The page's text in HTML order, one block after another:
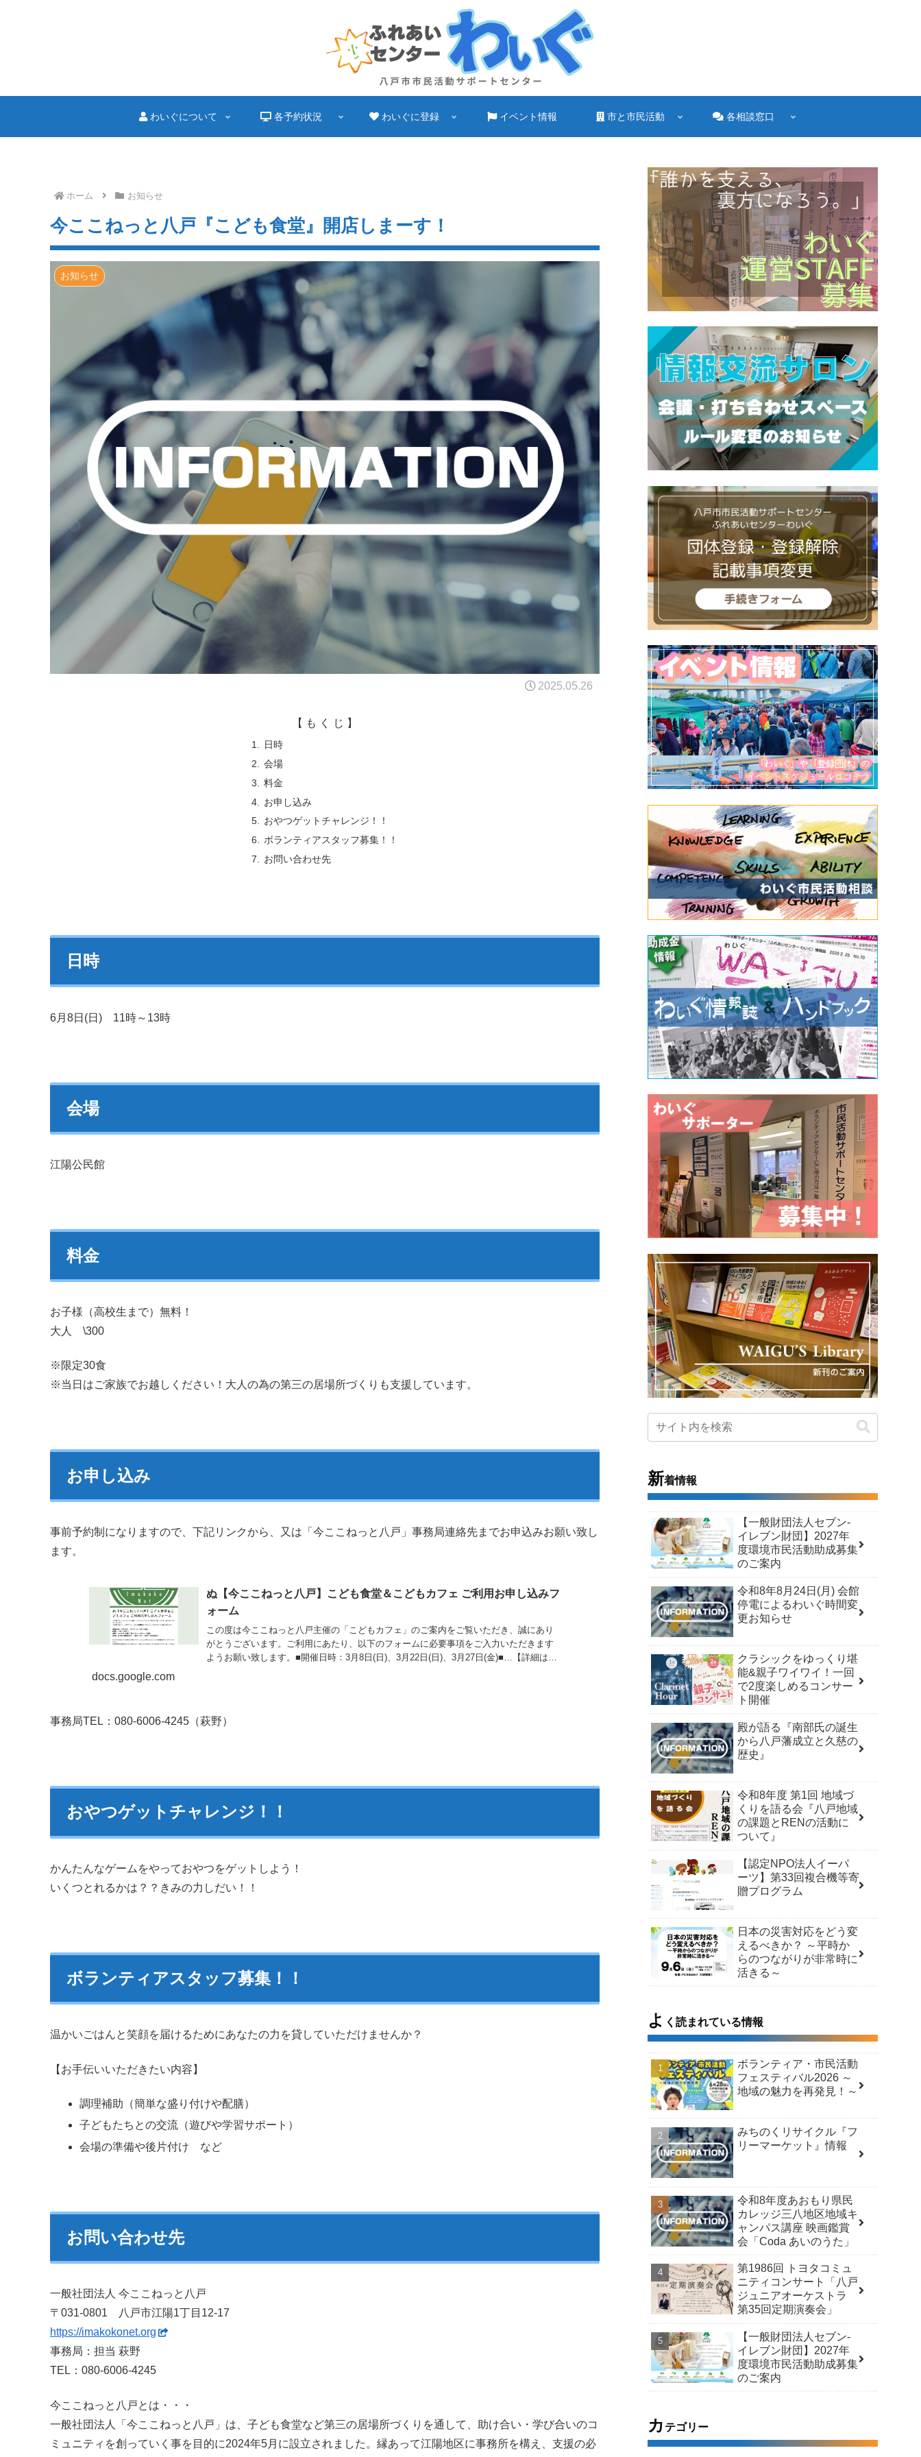
わいぐについて 各予約状況 わいぐに登録 イベント情報 市と市民活動 各相談窓口
ホーム お知らせ
今ここねっと八戸『こども食堂』開店しまーす！
お知らせ
2025.05.26
【 も く じ 】
日時
会場
料金
お申し込み
おやつゲットチャレンジ！！
ボランティアスタッフ募集！！
お問い合わせ先
日時
6月8日(日) 11時～13時
会場
江陽公民館
料金
お子様（高校生まで）無料！
大人 \300
※限定30食
※当日はご家族でお越しください！大人の為の第三の居場所づくりも支援しています。
お申し込み
事前予約制になりますので、下記リンクから、又は「今ここねっと八戸」事務局連絡先までお申込みお願い致し
ます。
ぬ【今ここねっと八戸】こども食堂＆こどもカフェ ご利用お申し込みフ
ォーム
この度は今ここねっと八戸主催の「こどもカフェ」のご案内をご覧いただき、誠にあり
がとうございます。ご利用にあたり、以下のフォームに必要事項をご入力いただきます
ようお願い致します。■開催日時：3月8日(日)、3月22日(日)、3月27日(金)■…【詳細はコ
docs.google.com
事務局TEL：080-6006-4245（萩野）
おやつゲットチャレンジ！！
かんたんなゲームをやっておやつをゲットしよう！
いくつとれるかは？？きみの力しだい！！
ボランティアスタッフ募集！！
温かいごはんと笑顔を届けるためにあなたの力を貸していただけませんか？
【お手伝いいただきたい内容】
調理補助（簡単な盛り付けや配膳）
子どもたちとの交流（遊びや学習サポート）
会場の準備や後片付け など
お問い合わせ先
一般社団法人 今ここねっと八戸
〒031-0801 八戸市江陽1丁目12-17
https://imakokonet.org
事務局：担当 萩野
TEL：080-6006-4245
今ここねっと八戸とは・・・
一般社団法人「今ここねっと八戸」は、子ども食堂など第三の居場所づくりを通して、助け合い・学び合いのコ
ミュニティを創っていく事を目的に2024年5月に設立されました。縁あって江陽地区に事務所を構え、支援の必
新着情報
【一般財団法人セブン-
イレブン財団】2027年
度環境市民活動助成募集
のご案内
令和8年8月24日(月) 会館
停電によるわいぐ時間変
更お知らせ
クラシックをゆっくり堪
能&親子ワイワイ！一回
で2度楽しめるコンサー
ト開催
殿が語る『南部氏の誕生
から八戸藩成立と久慈の
歴史』
令和8年度 第1回 地域づ
くりを語る会『八戸地域
の課題とRENの活動に
ついて』
【認定NPO法人イーパ
ーツ】第33回複合機等寄
贈プログラム
日本の災害対応をどう変
えるべきか？ ～平時か
らのつながりが非常時に
活きる～
よ く読まれている情報
ボランティア・市民活動
フェスティバル2026 ～
地域の魅力を再発見！～
みちのくリサイクル『フ
リーマーケット』情報
令和8年度あおもり県民
カレッジ三八地区地域キ
ャンパス講座 映画鑑賞
会「Coda あいのうた」
第1986回 トヨタコミュ
ニティコンサート「八戸
ジュニアオーケストラ
第35回定期演奏会」
【一般財団法人セブン-
イレブン財団】2027年
度環境市民活動助成募集
のご案内
カ テゴリー